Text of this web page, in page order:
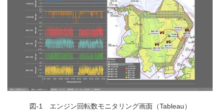
図-1 エンジン回転数モニタリング画面（Tableau）